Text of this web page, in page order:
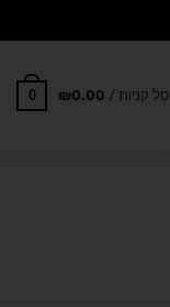
סל קניות / ₪0.00
0